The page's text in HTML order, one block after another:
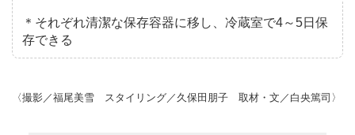
＊それぞれ清潔な保存容器に移し、冷蔵室で4～5日保
存できる
〈撮影／福尾美雪 スタイリング／久保田朋子 取材・文／白央篤司〉